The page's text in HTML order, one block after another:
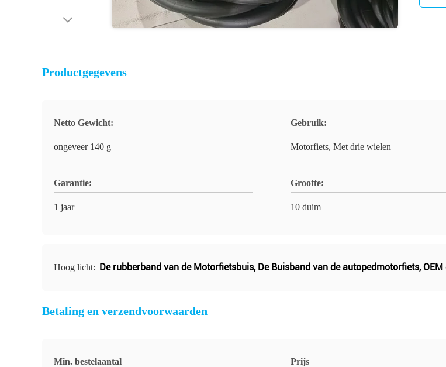
Productgegevens
Netto Gewicht:
ongeveer 140 g
Gebruik:
Motorfiets, Met drie wielen
Garantie:
1 jaar
Grootte:
10 duim
Hoog licht: De rubberband van de Motorfietsbuis, De Buisband van de autopedmotorfiets,
Betaling en verzendvoorwaarden
Min. bestelaantal Prijs